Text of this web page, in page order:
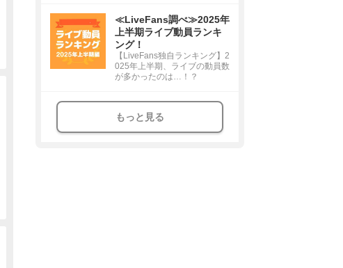
≪LiveFans調べ≫2025年
上半期ライブ動員ランキ
ング！
【LiveFans独自ランキング】2
025年上半期、ライブの動員数
が多かったのは…！？
もっと見る